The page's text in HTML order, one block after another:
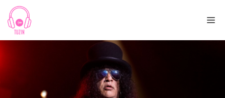
Skip
content